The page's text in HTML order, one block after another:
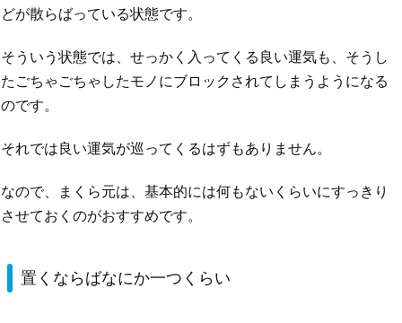
どが散らばっている状態です。
そういう状態では、せっかく入ってくる良い運気も、そうし
たごちゃごちゃしたモノにブロックされてしまうようになる
のです。
それでは良い運気が巡ってくるはずもありません。
なので、まくら元は、基本的には何もないくらいにすっきり
させておくのがおすすめです。
置くならばなにか一つくらい